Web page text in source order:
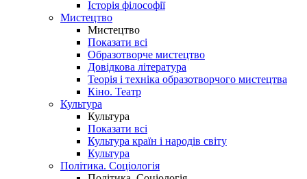
Історія філософії
Мистецтво
Мистецтво
Показати всі
Образотворче мистецтво
Довідкова література
Теорія і техніка образотворчого мистецтва
Кіно. Театр
Культура
Культура
Показати всі
Культура країн і народів світу
Культура
Політика. Соціологія